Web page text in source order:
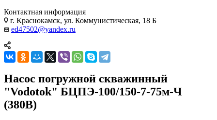
Контактная информация
г. Краснокамск, ул. Коммунистическая, 18 Б
ed47502@yandex.ru
Насос погружной скважинный
"Vodotok" БЦПЭ-100/150-7-75м-Ч
(380В)